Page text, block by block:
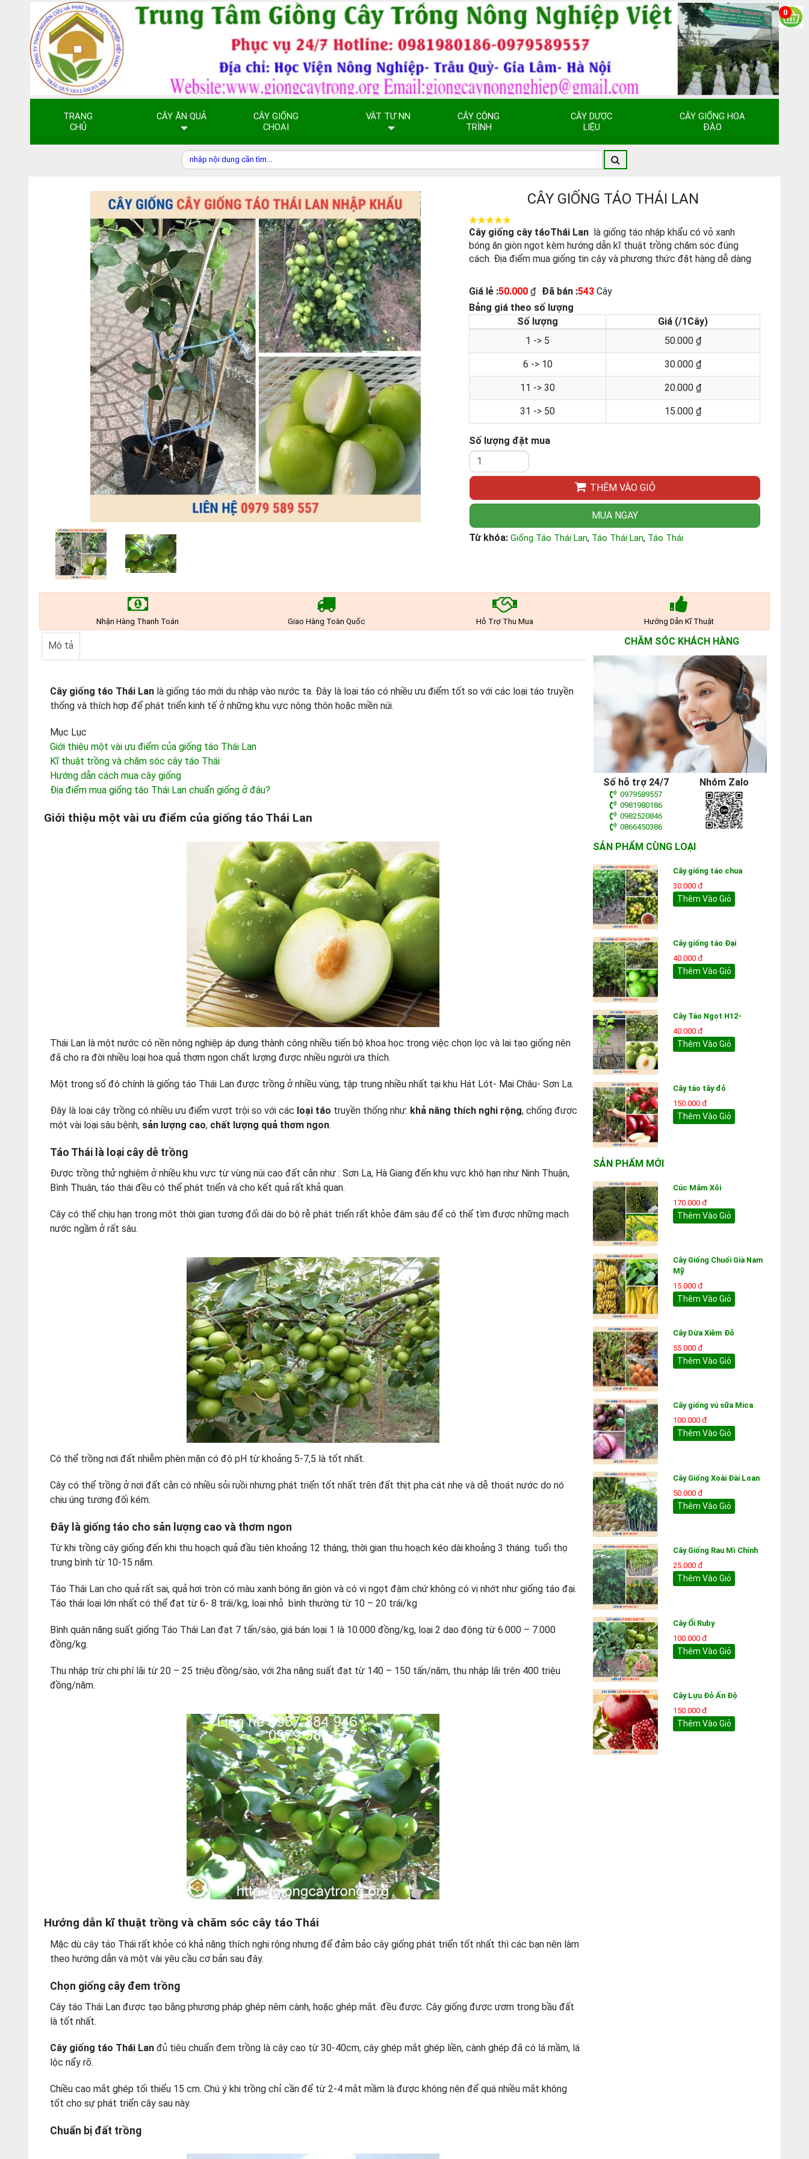
TRANG
CHỦ
CÂY ĂN QUẢ
CÂY GIỐNG
CHOAI
VẬT TƯ NN
CÂY CÔNG
TRÌNH
CÂY DƯỢC
LIỆU
CÂY GIỐNG HOA
ĐÀO
0
CÂY GIỐNG TÁO THÁI LAN
Cây giống cây táoThái Lan
là giống táo nhập khẩu có vỏ xanh
bóng ăn giòn ngọt kèm hướng dẫn kĩ thuật trồng chăm sóc đúng
cách. Địa điểm mua giống tin cậy và phương thức đặt hàng dễ dàng
Giá lẻ :50.000 ₫ Đã bán :543 Cây
Bảng giá theo số lượng
Số lượng
Giá (/1Cây)
1 -> 5
50.000 ₫
6 -> 10 30.000 ₫
11 -> 30 20.000 ₫
31 -> 50 15.000 ₫
Số lượng đặt mua
THÊM VÀO GIỎ
MUA NGAY
Từ khóa: Giống Táo Thái Lan, Táo Thái Lan, Táo Thái
Nhận Hàng Thanh Toán Giao Hàng Toàn Quốc Hỗ Trợ Thu Mua Hướng Dẫn Kĩ Thuật
Mô tả
Cây giống táo Thái Lan là giống táo mới du nhập vào nước ta. Đây là loại táo có nhiều ưu điểm tốt so với các loại táo truyền
thống và thích hợp để phát triển kinh tế ở những khu vực nông thôn hoặc miền núi.
Mục Lục
Giới thiệu một vài ưu điểm của giống táo Thái Lan
Kĩ thuật trồng và chăm sóc cây táo Thái
Hướng dẫn cách mua cây giống
Địa điểm mua giống táo Thái Lan chuẩn giống ở đâu?
Giới thiệu một vài ưu điểm của giống táo Thái Lan
Thái Lan là một nước có nền nông nghiệp áp dụng thành công nhiều tiến bộ khoa học trong việc chọn lọc và lai tạo giống nên
đã cho ra đời nhiều loại hoa quả thơm ngon chất lượng được nhiều người ưa thích.
Một trong số đó chính là giống táo Thái Lan được trồng ở nhiều vùng, tập trung nhiều nhất tại khu Hát Lót- Mai Châu- Sơn La.
Đây là loại cây trồng có nhiều ưu điểm vượt trội so với các loại táo truyền thống như: khả năng thích nghi rộng, chống được
một vài loại sâu bệnh, sản lượng cao, chất lượng quả thơm ngon.
Táo Thái là loại cây dễ trồng
Được trồng thử nghiệm ở nhiều khu vực từ vùng núi cao đất cằn như : Sơn La, Hà Giang đến khu vực khô hạn như Ninh Thuận,
Bình Thuân, táo thái đều có thể phát triển và cho kết quả rất khả quan.
Cây có thể chịu hạn trong một thời gian tương đối dài do bộ rễ phát triển rất khỏe đâm sâu để có thể tìm được những mạch
nước ngầm ở rất sâu.
Có thể trồng nơi đất nhiễm phèn mặn có độ pH từ khoảng 5-7,5 là tốt nhất.
Cây có thể trồng ở nơi đất cằn có nhiều sỏi ruồi nhưng phát triển tốt nhất trên đất thịt pha cát nhẹ và dễ thoát nước do nó
chịu úng tương đối kém.
Đây là giống táo cho sản lượng cao và thơm ngon
Từ khi trồng cây giống đến khi thu hoạch quả đầu tiên khoảng 12 tháng, thời gian thu hoạch kéo dài khoảng 3 tháng. tuổi thọ
trung bình từ 10-15 năm.
Táo Thái Lan cho quả rất sai, quả hơi tròn có màu xanh bóng ăn giòn và có vị ngọt đậm chứ không có vị nhớt như giống táo đại.
Táo thái loại lớn nhất có thể đạt từ 6- 8 trái/kg, loại nhỏ bình thường từ 10 – 20 trái/kg
Bình quân năng suất giống Táo Thái Lan đạt 7 tấn/sào, giá bán loại 1 là 10.000 đồng/kg, loại 2 dao động từ 6.000 – 7.000
đồng/kg.
Thu nhập trừ chi phí lãi từ 20 – 25 triệu đồng/sào, với 2ha năng suất đạt từ 140 – 150 tấn/năm, thu nhập lãi trên 400 triệu
đồng/năm.
Hướng dẫn kĩ thuật trồng và chăm sóc cây táo Thái
Mặc dù cây táo Thái rất khỏe có khả năng thích nghi rộng nhưng để đảm bảo cây giống phát triển tốt nhất thì các bạn nên làm
theo hướng dẫn và một vài yêu cầu cơ bản sau đây.
Chọn giống cây đem trồng
Cây táo Thái Lan được tạo bằng phương pháp ghép nêm cành, hoặc ghép mắt. đều được. Cây giống được ươm trong bầu đất
là tốt nhất.
Cây giống táo Thái Lan đủ tiêu chuẩn đem trồng là cây cao từ 30-40cm, cây ghép mắt ghép liền, cành ghép đã có lá mầm, lá
lộc nẩy rõ.
Chiều cao mắt ghép tối thiểu 15 cm. Chú ý khi trồng chỉ cần để từ 2-4 mắt mầm là được không nên để quá nhiều mắt không
tốt cho sự phát triển cây sau này.
Chuẩn bị đất trồng
CHĂM SÓC KHÁCH HÀNG
Số hỗ trợ 24/7
0979589557
0981980186
0982520846
0866450386
Nhóm Zalo
SẢN PHẨM CÙNG LOẠI
Cây giống táo chua
30.000 đ
Thêm Vào Giỏ
Cây giống táo Đại
40.000 đ
Thêm Vào Giỏ
Cây Táo Ngọt H12-
40.000 đ
Thêm Vào Giỏ
Cây táo tây đỏ
150.000 đ
Thêm Vào Giỏ
SẢN PHẨM MỚI
Cúc Mâm Xôi
170.000 đ
Thêm Vào Giỏ
Cây Giống Chuối Già Nam
Mỹ
15.000 đ
Thêm Vào Giỏ
Cây Dừa Xiêm Đỏ
55.000 đ
Thêm Vào Giỏ
Cây giống vú sữa Mica
100.000 đ
Thêm Vào Giỏ
Cây Giống Xoài Đài Loan
50.000 đ
Thêm Vào Giỏ
Cây Giống Rau Mì Chính
25.000 đ
Thêm Vào Giỏ
Cây Ổi Ruby
100.000 đ
Thêm Vào Giỏ
Cây Lựu Đỏ Ấn Độ
150.000 đ
Thêm Vào Giỏ